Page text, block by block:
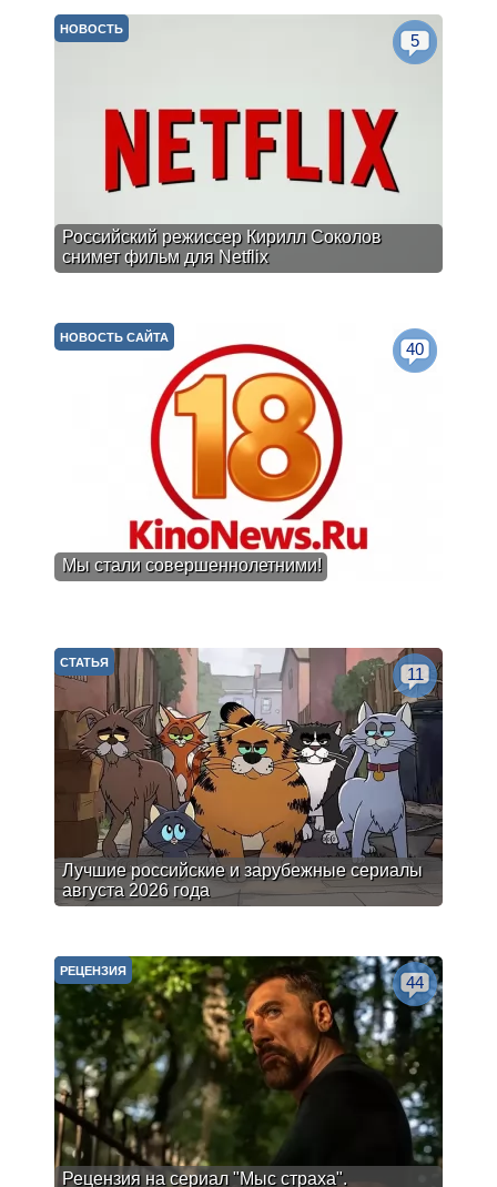
Российский режиссер Кирилл Соколов
снимет фильм для Netflix
НОВОСТЬ
5
Мы стали совершеннолетними!
НОВОСТЬ САЙТА
40
Лучшие российские и зарубежные сериалы
августа 2026 года
СТАТЬЯ
11
Рецензия на сериал "Мыс страха".
РЕЦЕНЗИЯ
44